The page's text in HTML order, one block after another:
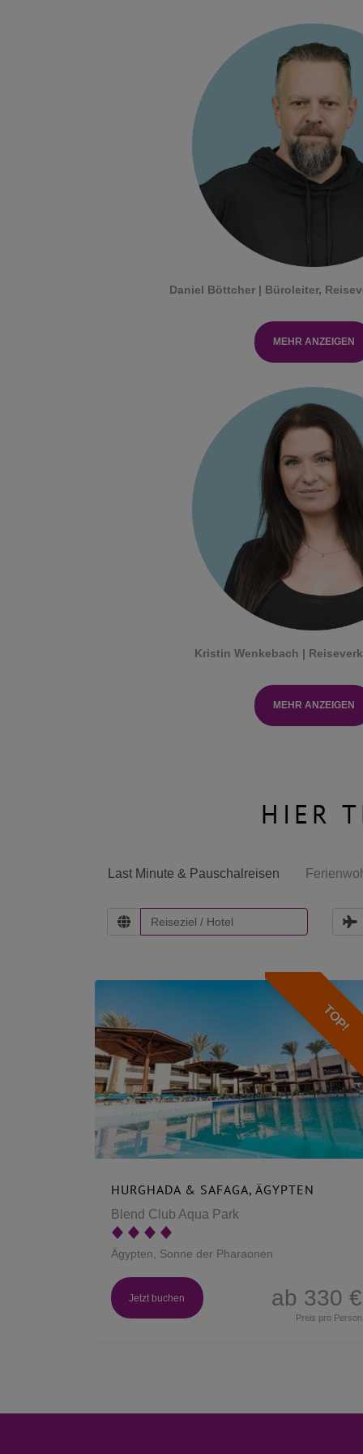
Daniel Böttcher | Büroleiter,
MEHR ANZEIGEN
Kristin Wenkebach |
MEHR ANZEIGEN
HIER
Last Minute & Pauschalreisen
TOP!
HURGHADA & SAFAGA, ÄGYPTEN
Blend Club Aqua Park
Ägypten, Sonne der Pharaonen
Jetzt buchen ab 330 €
Preis pro Person